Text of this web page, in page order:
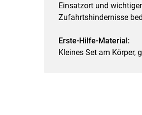
Einsatzort und
Zufahrtshindernisse
Erste-Hilfe-Material:
Kleines Set am Körper,